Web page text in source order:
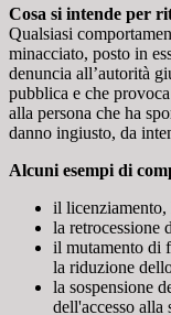
Cosa si intende per
Qualsiasi
minacciato, posto in
denuncia all’autorità
pubblica e che
alla persona che ha
danno ingiusto, da
Alcuni esempi di
il licenziamento,
la retrocessione
il mutamento di
la riduzione
la sospensione
dell'accesso alla